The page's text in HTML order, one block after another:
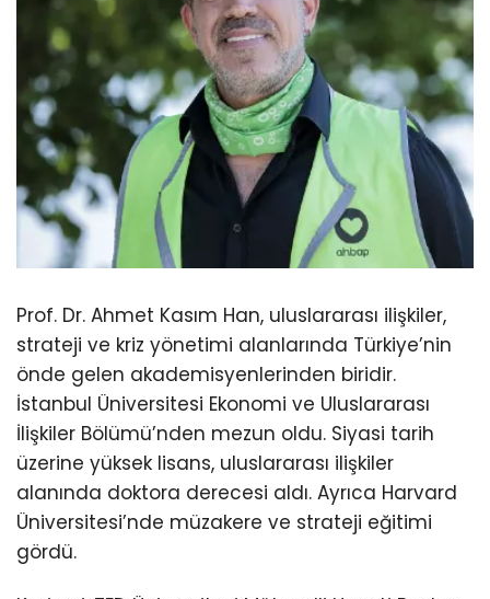
Prof. Dr. Ahmet Kasım Han, uluslararası ilişkiler,
strateji ve kriz yönetimi alanlarında Türkiye’nin
önde gelen akademisyenlerinden biridir.
İstanbul Üniversitesi Ekonomi ve Uluslararası
İlişkiler Bölümü’nden mezun oldu. Siyasi tarih
üzerine yüksek lisans, uluslararası ilişkiler
alanında doktora derecesi aldı. Ayrıca Harvard
Üniversitesi’nde müzakere ve strateji eğitimi
gördü.